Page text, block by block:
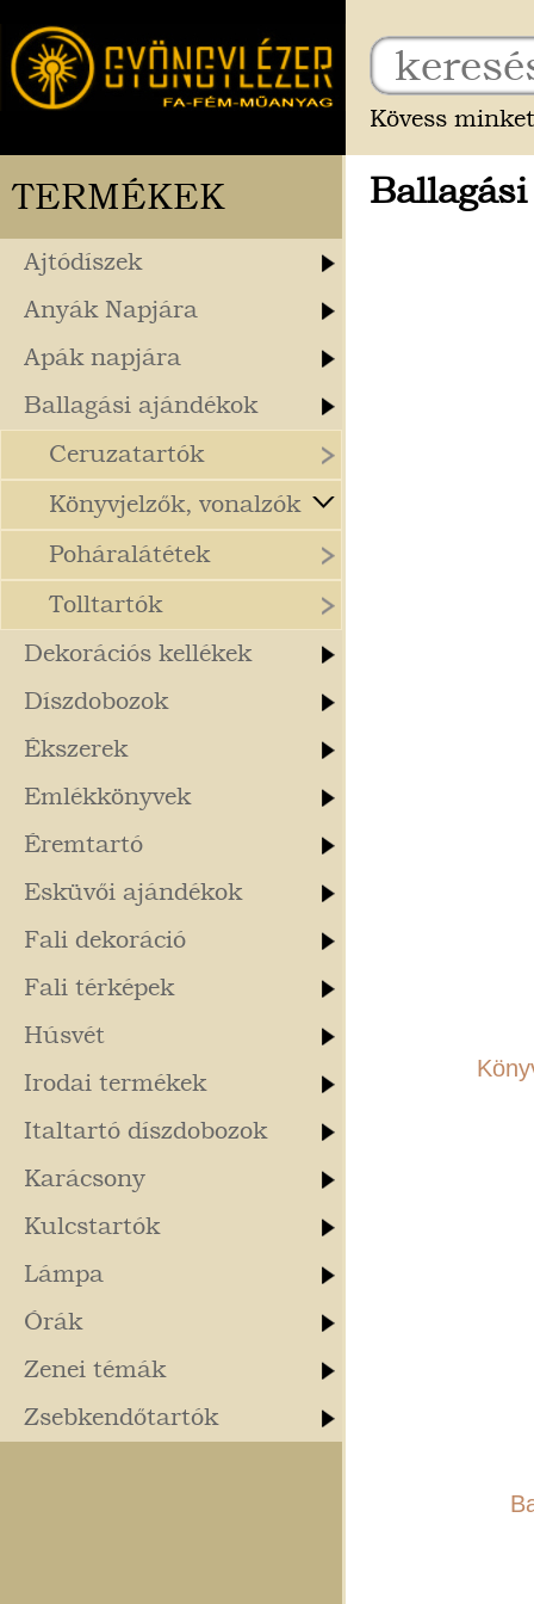
Kövess
TERMÉKEK
Ajtódíszek
Anyák Napjára
Apák napjára
Ballagási ajándékok
Ceruzatartók
Könyvjelzők, vonalzók
Poháralátétek
Tolltartók
Dekorációs kellékek
Díszdobozok
Ékszerek
Emlékkönyvek
Éremtartó
Esküvői ajándékok
Fali dekoráció
Fali térképek
Húsvét
Irodai termékek
Italtartó díszdobozok
Karácsony
Kulcstartók
Lámpa
Órák
Zenei témák
Zsebkendőtartók